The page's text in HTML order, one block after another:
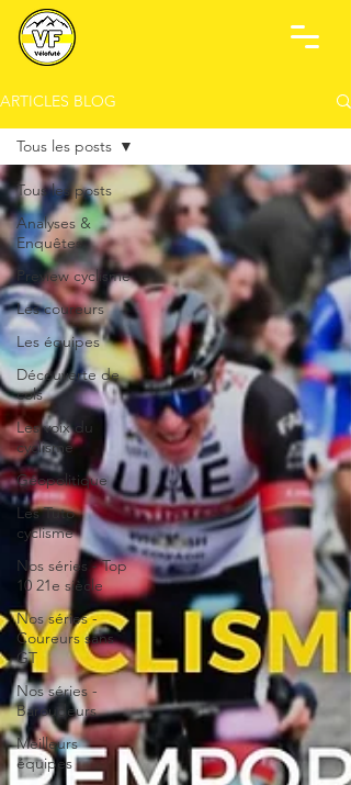
ARTICLES BLOG
Tous les posts
Analyses &
Enquêtes
Preview cyclisme
Les coureurs
Les équipes
Découverte de
cols
Les voix du
cyclisme
Géopolitique
Les Tuto
cyclisme
Nos séries - Top
10 21e siècle
Nos séries -
Coureurs sans
GT
Nos séries -
Baroudeurs
Meilleurs
équipes
Tous les posts